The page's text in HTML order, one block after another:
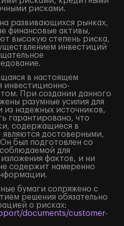
рисками.
развивающихся рынках,
финансовые активы,
высокую степень риска,
инвестиций
в настоящем
инвестиционно-
При создании данного
разумные усилия для
надежных источников,
гарантировано, что
содержащиеся в
достоверными,
был подготовлен со
для
фактов, и ни
содержит намеренно
бумаги сопряжено с
решения обязательно
о рисках:
documents/customer-